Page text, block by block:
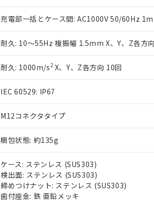
充電部一括とケース間: AC1000V 50/60Hz
耐久: 10～55Hz 複振幅 1.5mm X、Y、Z各方
耐久: 1000m/s2X、Y、Z各方向 10回
IEC 60529: IP67
M12コネクタタイプ
梱包状態: 約135g
ケース: ステンレス (SUS303)
検出面: ステンレス (SUS303)
締めつけナット: ステンレス (SUS303)
歯付座金: 鉄 亜鉛メッキ
混在することから備考欄に対応
既に当社にて対応品への在庫切
り割愛しております。